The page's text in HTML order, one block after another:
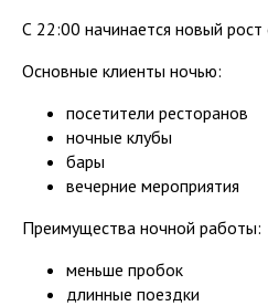
С 22:00 начинается новый рост
Основные клиенты ночью:
посетители ресторанов
ночные клубы
бары
вечерние мероприятия
Преимущества ночной работы:
меньше пробок
длинные поездки